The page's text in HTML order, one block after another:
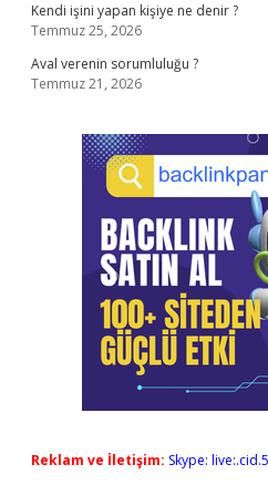
Kendi işini yapan kişiye ne denir ?
Temmuz 25, 2026
Aval verenin sorumluluğu ?
Temmuz 21, 2026
Reklam ve İletişim: Skype: